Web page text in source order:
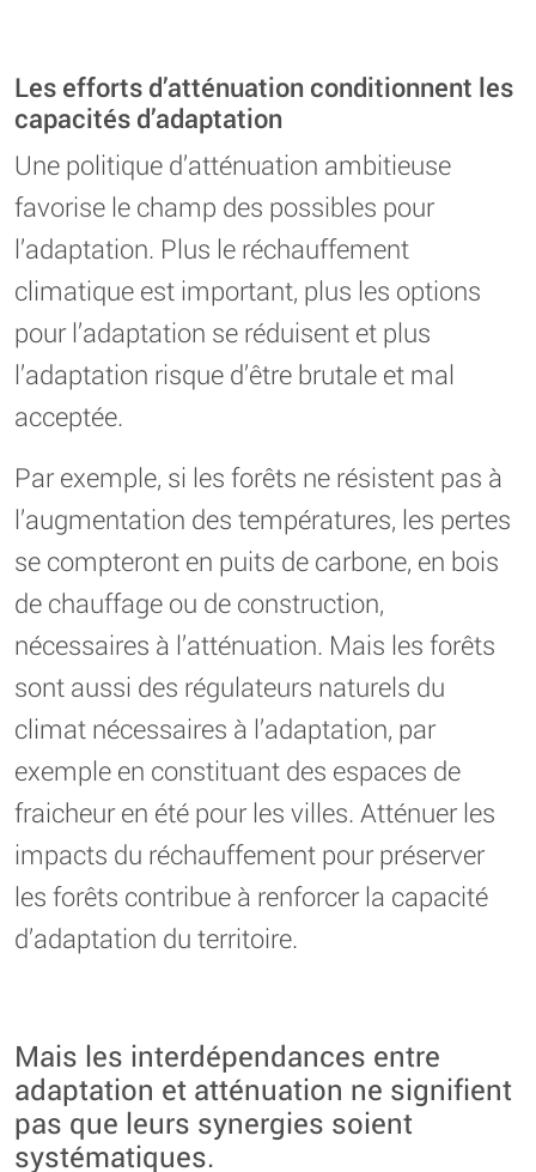
Les efforts d’atténuation conditionnent les
capacités d’adaptation
Une politique d’atténuation ambitieuse
favorise le champ des possibles pour
l’adaptation. Plus le réchauffement
climatique est important, plus les options
pour l’adaptation se réduisent et plus
l’adaptation risque d’être brutale et mal
acceptée.
Par exemple, si les forêts ne résistent pas à
l’augmentation des températures, les pertes
se compteront en puits de carbone, en bois
de chauffage ou de construction,
nécessaires à l’atténuation. Mais les forêts
sont aussi des régulateurs naturels du
climat nécessaires à l’adaptation, par
exemple en constituant des espaces de
fraicheur en été pour les villes. Atténuer les
impacts du réchauffement pour préserver
les forêts contribue à renforcer la capacité
d’adaptation du territoire.
Mais les interdépendances entre
adaptation et atténuation ne signifient
pas que leurs synergies soient
systématiques.